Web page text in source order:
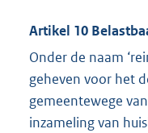
Artikel 10
Onder de naam
geheven voor het
gemeentewege
inzameling van